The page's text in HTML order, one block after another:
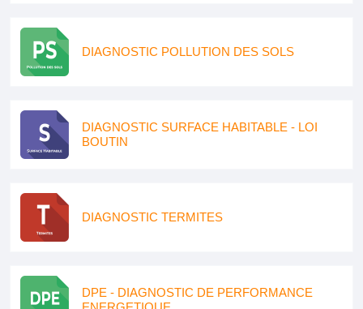
DIAGNOSTIC POLLUTION DES SOLS
DIAGNOSTIC SURFACE HABITABLE - LOI
BOUTIN
DIAGNOSTIC TERMITES
DPE - DIAGNOSTIC DE PERFORMANCE